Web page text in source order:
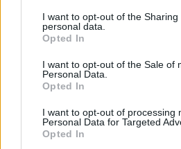
I want to opt-out of the Sharing
personal data.
Opted In
I want to opt-out of the Sale of
Personal Data.
Opted In
I want to opt-out of processing
Personal Data for Targeted
Opted In
υποστηρικτικό εργαλείο
διαχείρισης βάρους.
Ο καφές – και ιδιαίτερα ο
100% φυσικό ρόφημα,
αντιοξειδωτικά και
σώμα και το μυαλό. Ο